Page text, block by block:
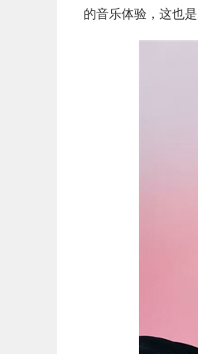
的音乐体验，这也是